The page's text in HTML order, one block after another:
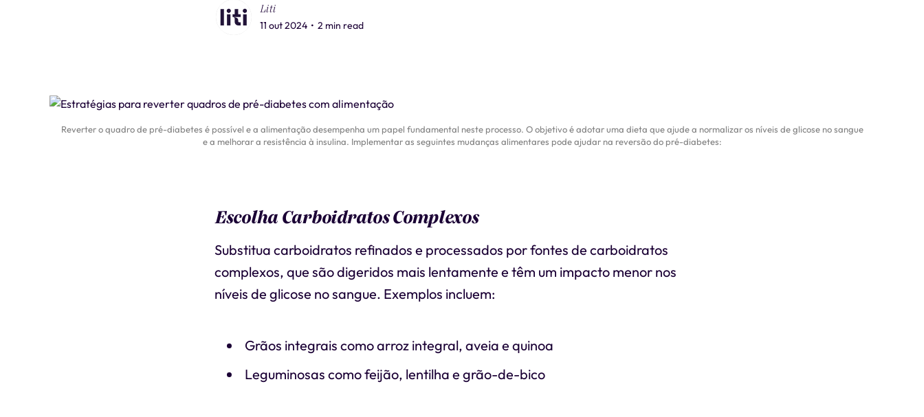
Liti
11 out 2024 • 2 min read
Reverter o quadro de pré-diabetes é possível e a alimentação desempenha um papel fundamental neste processo. O objetivo é adotar uma dieta que ajude a normalizar os níveis de glicose no sangue
e a melhorar a resistência à insulina. Implementar as seguintes mudanças alimentares pode ajudar na reversão do pré-diabetes:
Escolha Carboidratos Complexos
Substitua carboidratos refinados e processados por fontes de carboidratos
complexos, que são digeridos mais lentamente e têm um impacto menor nos
níveis de glicose no sangue. Exemplos incluem:
Grãos integrais como arroz integral, aveia e quinoa
Leguminosas como feijão, lentilha e grão-de-bico